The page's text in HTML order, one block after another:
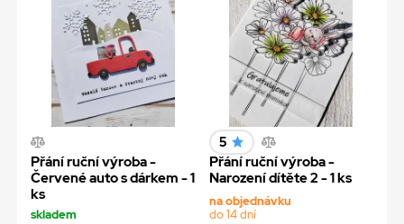
Přání ruční výroba -
Červené auto s dárkem - 1
ks
skladem
5
Přání ruční výroba -
Narození dítěte 2 - 1 ks
na objednávku
do 14 dní